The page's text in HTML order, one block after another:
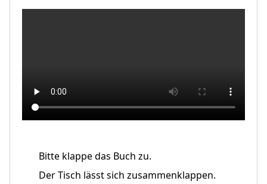
Bitte klappe das Buch zu.
Der Tisch lässt sich zusammenklappen.